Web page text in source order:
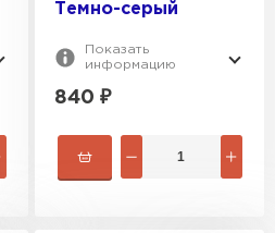
Темно-серый
Показать
информацию
840 ₽